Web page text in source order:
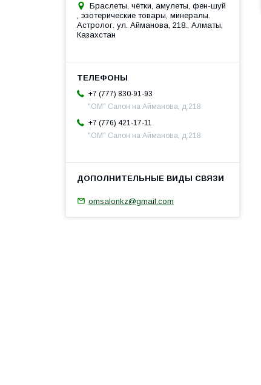
Браслеты, чётки, амулеты, фен-шуй
, эзотерические товары, минералы.
Астролог. ул. Айманова, 218., Алматы,
Казахстан
+7 (777) 830-91-93
"ОМ" Салон на Айманова, д.218
+7 (776) 421-17-11
"ОМ" Салон на Айманова, д.218
omsalonkz@gmail.com